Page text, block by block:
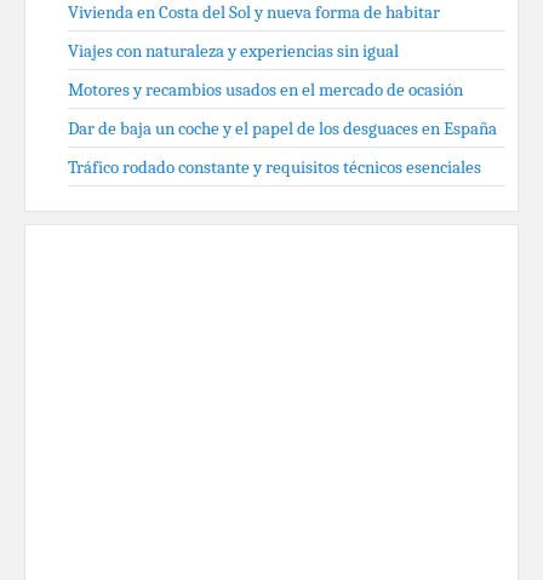
Vivienda en Costa del Sol y nueva forma de habitar
Viajes con naturaleza y experiencias sin igual
Motores y recambios usados en el mercado de ocasión
Dar de baja un coche y el papel de los desguaces en España
Tráfico rodado constante y requisitos técnicos esenciales